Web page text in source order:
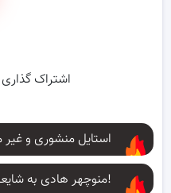
اشتراک
استایل منشوری و غیر
منوچهر هادی به شایعه طلاقش از یکتا ناصر پاسخ داد!